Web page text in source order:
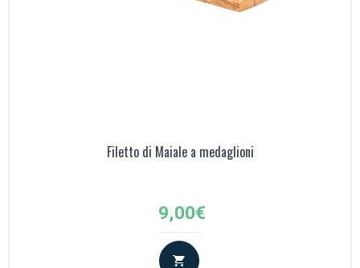
Filetto di Maiale a medaglioni
9,00€